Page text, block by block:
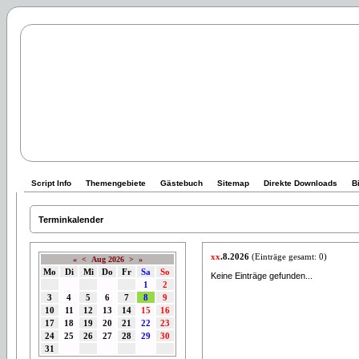
Script Info Themengebiete Gästebuch Sitemap Direkte Downloads
Terminkalender
« < Aug 2026 > »
Mo Di Mi Do Fr Sa
So
1
2
3
4 5 6 7 8
9
10
11 12 13 14 15
16
17
18 19 20 21 22
23
24
25 26 27 28 29
30
31
xx.8.2026 (Einträge gesamt: 0)
Keine Einträge gefunden...